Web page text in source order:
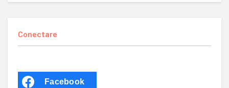
Conectare
Facebook